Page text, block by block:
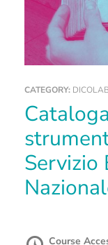
CATEGORY:
Catalogare in SBN:
Servizio
Course